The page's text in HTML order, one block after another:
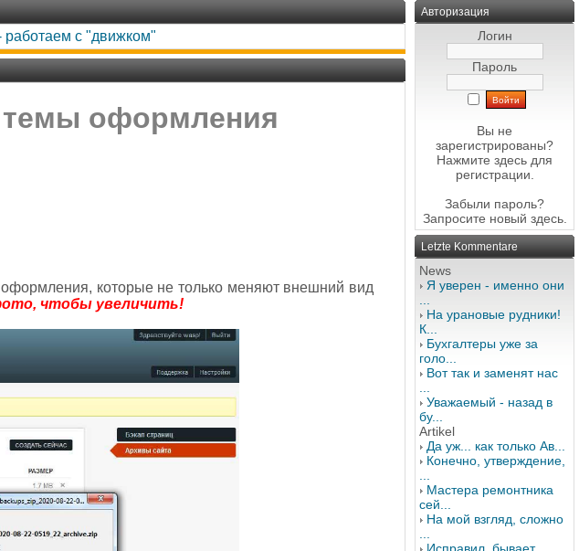
работаем с "движком"
темы оформления
которые не только меняют внешний вид
чтобы увеличить!
Авторизация
Логин
Пароль
Вы не
зарегистрированы?
Нажмите здесь для
регистрации.
Забыли пароль?
Запросите новый здесь.
Letzte Kommentare
News
Я уверен - именно они
На урановые рудники!
К...
Бухгалтеры уже за
голо...
Вот так и заменят нас
Уважаемый - назад в
бу...
Artikel
Да уж... как только Ав...
Конечно, утверждение,
Мастера ремонтника
сей...
На мой взгляд, сложно